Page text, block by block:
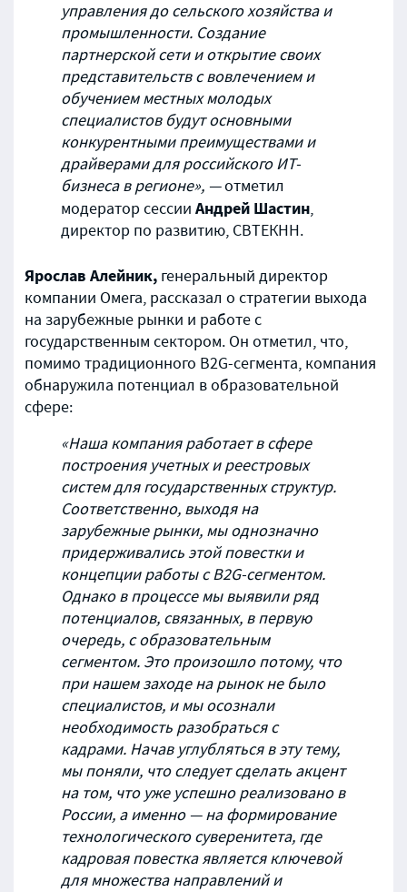
управления до сельского хозяйства и
промышленности. Создание
партнерской сети и открытие своих
представительств с вовлечением и
обучением местных молодых
специалистов будут основными
конкурентными преимуществами и
драйверами для российскогоИТ-
бизнеса в регионе», —отметил
модератор сессии Андрей Шастин,
директор по развитию, СВТЕКНН.
Ярослав Алейник, генеральный директор
компании Омега, рассказал о стратегии выхода
на зарубежные рынки и работе с
государственным сектором. Он отметил, что,
помимо традиционного B2G-сегмента, компания
обнаружила потенциал в образовательной
сфере:
«Наша компания работает в сфере
построения учетных и реестровых
систем для государственных структур.
Соответственно, выходя на
зарубежные рынки, мы однозначно
придерживались этой повестки и
концепции работы с B2G-сегментом.
Однако в процессе мы выявили ряд
потенциалов, связанных, в первую
очередь, с образовательным
сегментом. Это произошло потому, что
при нашем заходе на рынок не было
специалистов, и мы осознали
необходимость разобраться с
кадрами. Начав углубляться в эту тему,
мы поняли, что следует сделать акцент
на том, что уже успешно реализовано в
России, а именно — на формирование
технологического суверенитета, где
кадровая повестка является ключевой
для множества направлений и